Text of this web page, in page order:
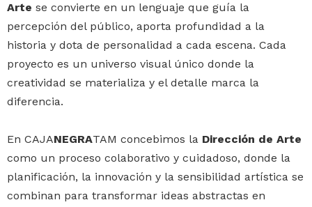
Arte se convierte en un lenguaje que guía la
percepción del público, aporta profundidad a la
historia y dota de personalidad a cada escena. Cada
proyecto es un universo visual único donde la
creatividad se materializa y el detalle marca la
diferencia.
En CAJANEGRATAM concebimos la Dirección de Arte
como un proceso colaborativo y cuidadoso, donde la
planificación, la innovación y la sensibilidad artística se
combinan para transformar ideas abstractas en